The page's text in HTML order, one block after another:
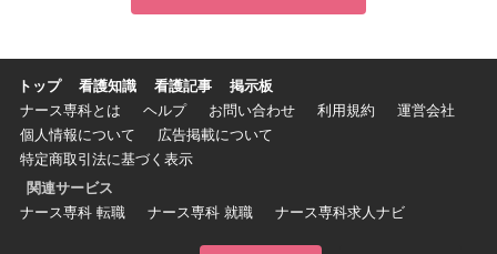
トップ 看護知識 看護記事
掲示板
ナース専科とは
ヘルプ お問い合わせ 利用規約
運営会社
個人情報について
広告掲載について
特定商取引法に基づく表示
関連サービス
ナース専科 転職
ナース専科 就職 ナース専科求人ナビ